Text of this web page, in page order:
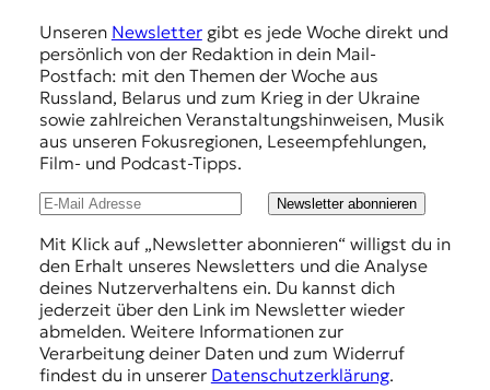
Unseren Newslettergibt es jede Woche direkt und
persönlich von der Redaktion in dein Mail-
Postfach: mit den Themen der Woche aus
Russland, Belarus und zum Krieg in der Ukraine
sowie zahlreichen Veranstaltungshinweisen, Musik
aus unseren Fokusregionen, Leseempfehlungen,
Film- und Podcast-Tipps.
Newsletter abonnieren
Mit Klick auf „Newsletter abonnieren“ willigst du in
den Erhalt unseres Newsletters und die Analyse
deines Nutzerverhaltens ein. Du kannst dich
jederzeit über den Link im Newsletter wieder
abmelden. Weitere Informationen zur
Verarbeitung deiner Daten und zum Widerruf
findest du in unserer Datenschutzerklärung.